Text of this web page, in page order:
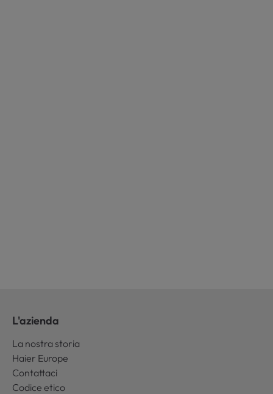
L'azienda
La nostra storia
Haier Europe
Contattaci
Codice etico